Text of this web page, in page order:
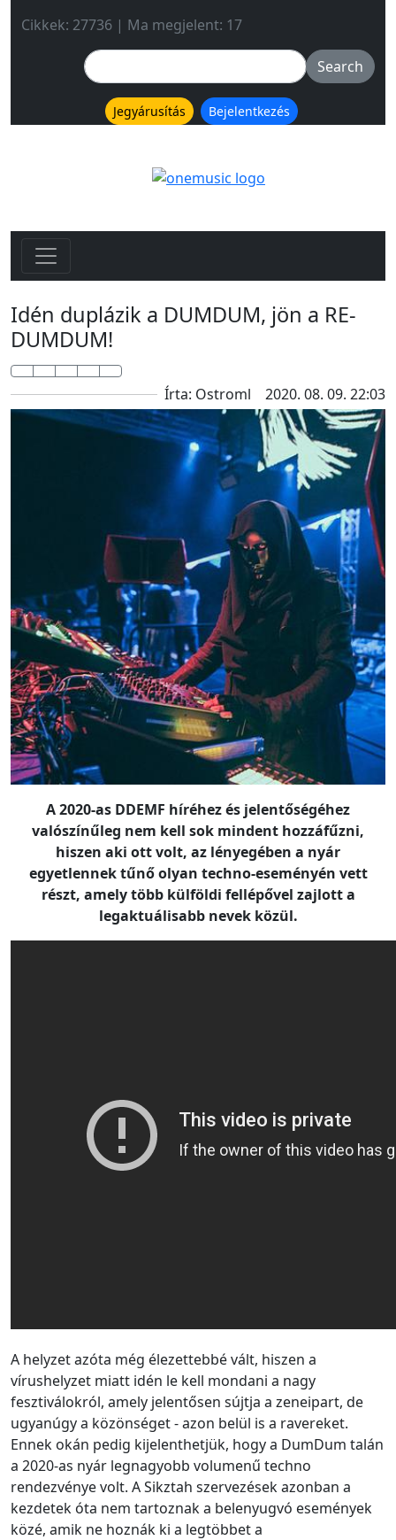
Cikkek: 27736 | Ma megjelent: 17
Jegyárusítás Bejelentkezés
Idén duplázik a DUMDUM, jön a RE-
DUMDUM!
Írta: Ostroml 2020. 08. 09. 22:03
A 2020-as DDEMF híréhez és jelentőségéhez
valószínűleg nem kell sok mindent hozzáfűzni,
hiszen aki ott volt, az lényegében a nyár
egyetlennek tűnő olyan techno-eseményén vett
részt, amely több külföldi fellépővel zajlott a
legaktuálisabb nevek közül.
A helyzet azóta még élezettebbé vált, hiszen a
vírushelyzet miatt idén le kell mondani a nagy
fesztiválokról, amely jelentősen sújtja a zeneipart, de
ugyanúgy a közönséget - azon belül is a ravereket.
Ennek okán pedig kijelenthetjük, hogy a DumDum talán
a 2020-as nyár legnagyobb volumenű techno
rendezvénye volt. A Sikztah szervezések azonban a
kezdetek óta nem tartoznak a belenyugvó események
közé, amik ne hoznák ki a legtöbbet a